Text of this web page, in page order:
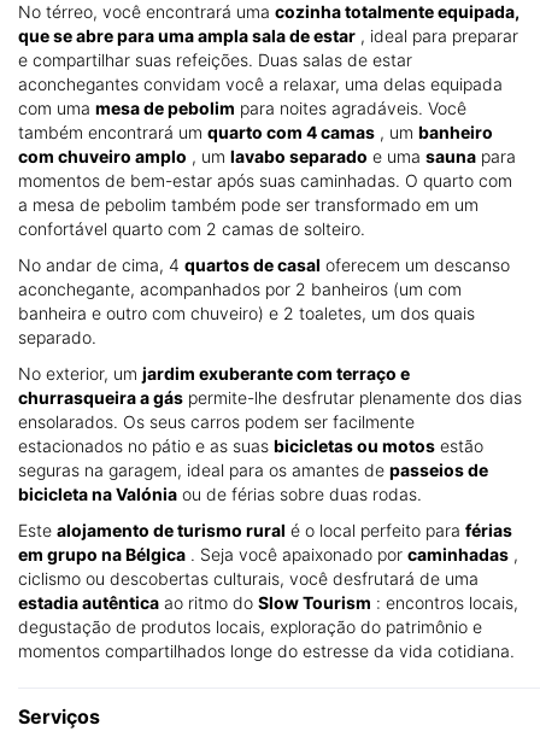
No térreo, você encontrará uma cozinha totalmente equipada,
que se abre para uma ampla sala de estar , ideal para preparar
e compartilhar suas refeições. Duas salas de estar
aconchegantes convidam você a relaxar, uma delas equipada
com uma mesa de pebolim para noites agradáveis. Você
também encontrará um quarto com 4 camas , um banheiro
com chuveiro amplo , um lavabo separado e uma sauna para
momentos de bem-estar após suas caminhadas. O quarto com
a mesa de pebolim também pode ser transformado em um
confortável quarto com 2 camas de solteiro.
No andar de cima, 4 quartos de casal oferecem um descanso
aconchegante, acompanhados por 2 banheiros (um com
banheira e outro com chuveiro) e 2 toaletes, um dos quais
separado.
No exterior, um jardim exuberante com terraço e
churrasqueira a gás permite-lhe desfrutar plenamente dos dias
ensolarados. Os seus carros podem ser facilmente
estacionados no pátio e as suas bicicletas ou motos estão
seguras na garagem, ideal para os amantes de passeios de
bicicleta na Valónia ou de férias sobre duas rodas.
Este alojamento de turismo rural é o local perfeito para férias
em grupo na Bélgica . Seja você apaixonado por caminhadas ,
ciclismo ou descobertas culturais, você desfrutará de uma
estadia autêntica ao ritmo do Slow Tourism : encontros locais,
degustação de produtos locais, exploração do patrimônio e
momentos compartilhados longe do estresse da vida cotidiana.
Serviços